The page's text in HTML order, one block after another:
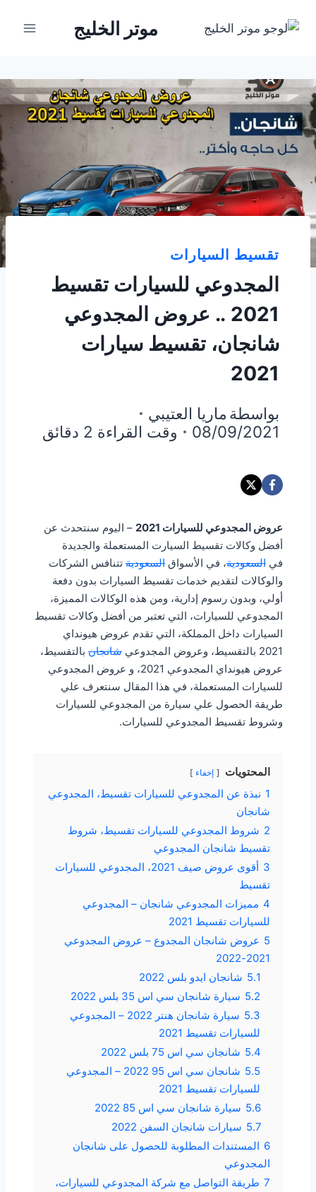
موتر الخليج
تقسيط السيارات
المجدوعي للسيارات تقسيط
2021 .. عروض المجدوعي
شانجان، تقسيط سيارات
2021
بواسطة ماريا العتيبي
08/09/2021
وقت القراءة دقائق
عروض المجدوعي للسيارات 2021
– اليوم سنتحدث عن
أفضل وكالات تقسيط السيارت المستعملة والجديدة
في السعودية، في الأسواق السعودية تتنافس الشركات
والوكالات لتقديم خدمات تقسيط السيارات بدون دفعة
أولي، وبدون رسوم إدارية، ومن هذه الوكالات المميزة،
المجدوعي للسيارات، التي تعتبر من أفضل وكالات تقسيط
السيارات داخل المملكة، التي تقدم عروض هيونداي
2021 بالتقسيط، وعروض المجدوعي
شانجان بالتقسيط،
عروض هيونداي المجدوعي 2021، و عروض المجدوعي
للسيارات المستعملة، في هذا المقال سنتعرف علي
طريقة الحصول علي سيارة من المجدوعي للسيارات
وشروط تقسيط المجدوعي للسيارات.
المحتويات إخفاء
1 نبذة عن المجدوعي للسيارات تقسيط، المجدوعي
شانجان
2 شروط المجدوعي للسيارات تقسيط، شروط
تقسيط شانجان المجدوعي
3
أقوى عروض صيف 2021، المجدوعي للسيارات
تقسيط
4 مميزات المجدوعي شانجان – المجدوعي
للسيارات تقسيط 2021
5 عروض شانجان المجدوع – عروض المجدوعي
2021-2022
5.1 شانجان ايدو بلس 2022
5.2 سيارة شانجان سي اس 35 بلس 2022
5.3
سيارة شانجان هنتر 2022 – المجدوعي
للسيارات تقسيط 2021
5.4 شانجان سي اس 75 بلس 2022
5.5
شانجان سي اس 95 2022 – المجدوعي
للسيارات تقسيط 2021
5.6 سيارة شانجان سي اس 85 2022
5.7 سيارات شانجان السفن 2022
6 المستندات المطلوبة للحصول على شانجان
المجدوعي
7 طريقة التواصل مع شركة المجدوعي للسيارات،